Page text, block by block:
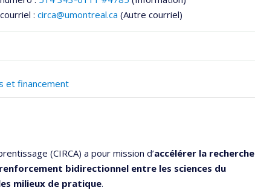
: circa@umontreal.ca (Autre courriel)
et financement
(CIRCA) a pour mission d’accélérer la recherche
bidirectionnel entre les sciences du
milieux de pratique.